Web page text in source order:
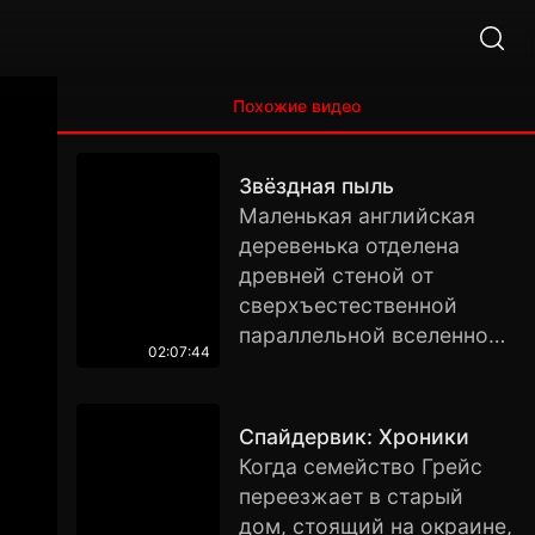
Похожие видео
02:07:44
Звёздная пыль
Маленькая английская
деревенька отделена
древней стеной от
сверхъестественной
параллельной вселенной,
Тристан Торн
опрометчиво обещает
самой красивой девушке
деревни, что принесёт ей
Спайдервик: Хроники
Когда семейство Грейс
переезжает в старый
дом, стоящий на окраине,